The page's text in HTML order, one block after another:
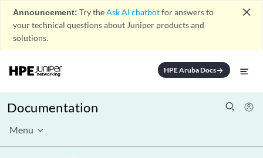
Announcement: Try theAsk AI chatbotfor answers to
your technical questions about Juniper products and
solutions.
close
HPE Aruba Docsarrow_forward
Documentation
Menu